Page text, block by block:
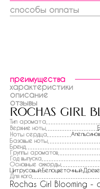
способы оплаты
преимущества
характеристики
описание
отзывы
rochas girl
Тип аромата
Верхние ноты
Ноты сердца
Базовые ноты
Бренд
Группы ароматов
Год выпуска
Основные аккорды
Для кого
Rochas Girl Blooming